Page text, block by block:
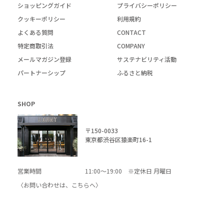
ショッピングガイド
プライバシーポリシー
クッキーポリシー
利用規約
よくある質問
CONTACT
特定商取引法
COMPANY
メールマガジン登録
サステナビリティ活動
パートナーシップ
ふるさと納税
SHOP
〒150-0033
東京都渋谷区猿楽町16-1
営業時間
11:00～19:00 ※定休日 月曜日
〈お問い合わせは、
こちらへ〉